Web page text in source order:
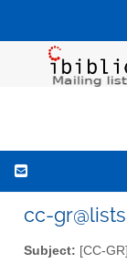
cc-
Subject: [CC-GR]